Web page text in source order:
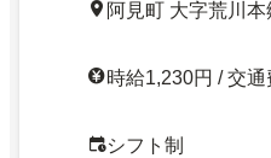
阿見町 大字荒川本
時給1,230円 / 交
シフト制